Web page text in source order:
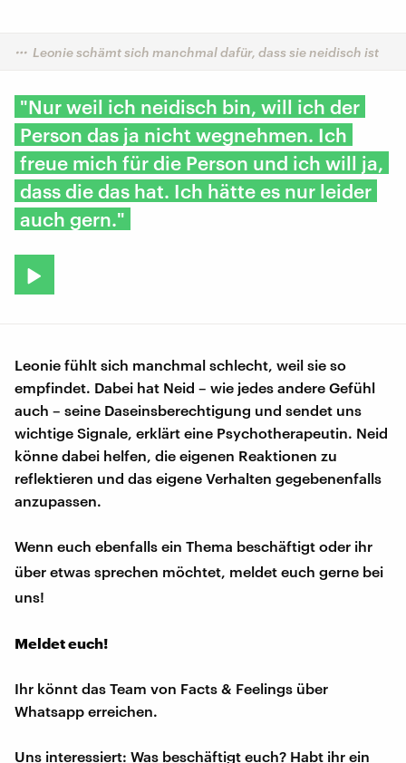
Leonie schämt sich manchmal dafür, dass sie neidisch ist
"Nur weil ich neidisch bin, will ich der
Person das ja nicht wegnehmen. Ich
freue mich für die Person und ich will ja,
dass die das hat. Ich hätte es nur leider
auch gern."
Leonie fühlt sich manchmal schlecht, weil sie so
empfindet. Dabei hat Neid – wie jedes andere Gefühl
auch – seine Daseinsberechtigung und sendet uns
wichtige Signale, erklärt eine Psychotherapeutin. Neid
könne dabei helfen, die eigenen Reaktionen zu
reflektieren und das eigene Verhalten gegebenenfalls
anzupassen.
Wenn euch ebenfalls ein Thema beschäftigt oder ihr
über etwas sprechen möchtet, meldet euch gerne bei
uns!
Meldet euch!
Ihr könnt das Team von Facts & Feelings über
Whatsapp erreichen.
Uns interessiert: Was beschäftigt euch? Habt ihr ein